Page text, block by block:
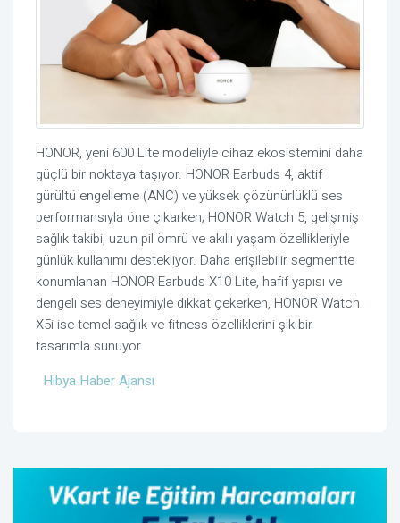
HONOR, yeni 600 Lite modeliyle cihaz ekosistemini daha
güçlü bir noktaya taşıyor. HONOR Earbuds 4, aktif
gürültü engelleme (ANC) ve yüksek çözünürlüklü ses
performansıyla öne çıkarken; HONOR Watch 5, gelişmiş
sağlık takibi, uzun pil ömrü ve akıllı yaşam özellikleriyle
günlük kullanımı destekliyor. Daha erişilebilir segmentte
konumlanan HONOR Earbuds X10 Lite, hafif yapısı ve
dengeli ses deneyimiyle dikkat çekerken, HONOR Watch
X5i ise temel sağlık ve fitness özelliklerini şık bir
tasarımla sunuyor.
Hibya Haber Ajansı